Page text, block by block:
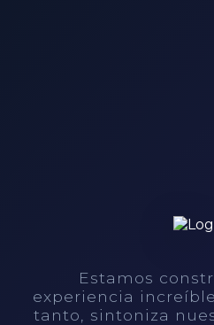
Estamos
experiencia
tanto, sintoniza